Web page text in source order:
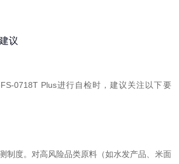
议
0718T Plus进行自检时，建议关注以下要
制度。对高风险品类原料（如水发产品、米面